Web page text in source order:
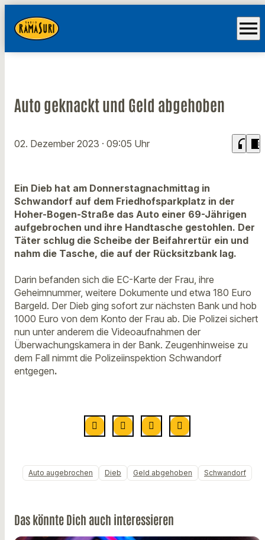
menu
Auto geknackt und Geld abgehoben
02. Dezember 2023 · 09:05 Uhr headphones chrome_reader_mode
Ein Dieb hat am Donnerstagnachmittag in
Schwandorf auf dem Friedhofsparkplatz in der
Hoher-Bogen-Straße das Auto einer 69-Jährigen
aufgebrochen und ihre Handtasche gestohlen. Der
Täter schlug die Scheibe der Beifahrertür ein und
nahm die Tasche, die auf der Rücksitzbank lag.
Darin befanden sich die EC-Karte der Frau, ihre
Geheimnummer, weitere Dokumente und etwa 180 Euro
Bargeld. Der Dieb ging sofort zur nächsten Bank und hob
1000 Euro von dem Konto der Frau ab. Die Polizei sichert
nun unter anderem die Videoaufnahmen der
Überwachungskamera in der Bank. Zeugenhinweise zu
dem Fall nimmt die Polizeiinspektion Schwandorf
entgegen.
Auto augebrochen Dieb Geld abgehoben Schwandorf
Das könnte Dich auch interessieren